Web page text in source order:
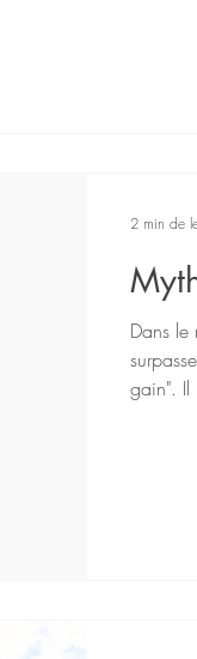
Dans le
gain". Il
2 min de